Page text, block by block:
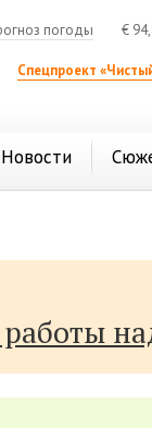
погоды €
Спецпроект
Новости